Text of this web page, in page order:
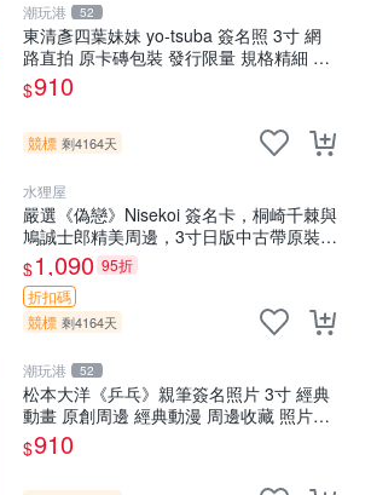
潮玩港 52
東清彥四葉妹妹 yo-tsuba 簽名照 3寸 網
路直拍 原卡磚包裝 發行限量 規格精細 收
藏推薦 yo-tsuba 簽名照 四葉妹妹收藏版
$910
競標 剩4164天
水狸屋
嚴選《偽戀》Nisekoi 簽名卡，桐崎千棘與
鳩誠士郎精美周邊，3寸日版中古帶原裝卡
磚，國內直郵 偽戀 Nisekoi 簽名卡 桐崎千
棘
$1,090 95折
折扣碼
競標 剩4164天
潮玩港 52
松本大洋《乒乓》親筆簽名照片 3寸 經典
動畫 原創周邊 經典動漫 周邊收藏 照片卡
磚
$910